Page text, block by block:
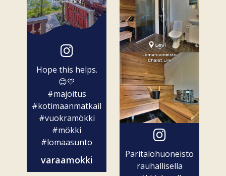
Hope this helps.
😊💙
#majoitus
#kotimaanmatkailu
#vuokramökki
#mökki
#lomaasunto
varaamokki
Paritalohuoneisto
rauhallisella